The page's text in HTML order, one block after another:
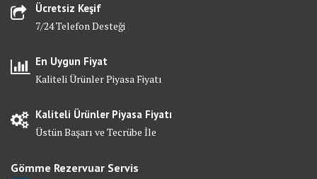
Ücretsiz Keşif
7/24 Telefon Desteği
En Uygun Fiyat
Kaliteli Ürünler Piyasa Fiyatı
Kaliteli Ürünler Piyasa Fiyatı
Üstün Başarı ve Tecrübe İle
Gömme Rezervuar Servis